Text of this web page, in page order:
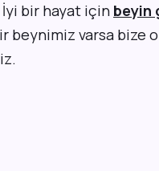
İyi bir hayat için beyin
beynimiz varsa bize